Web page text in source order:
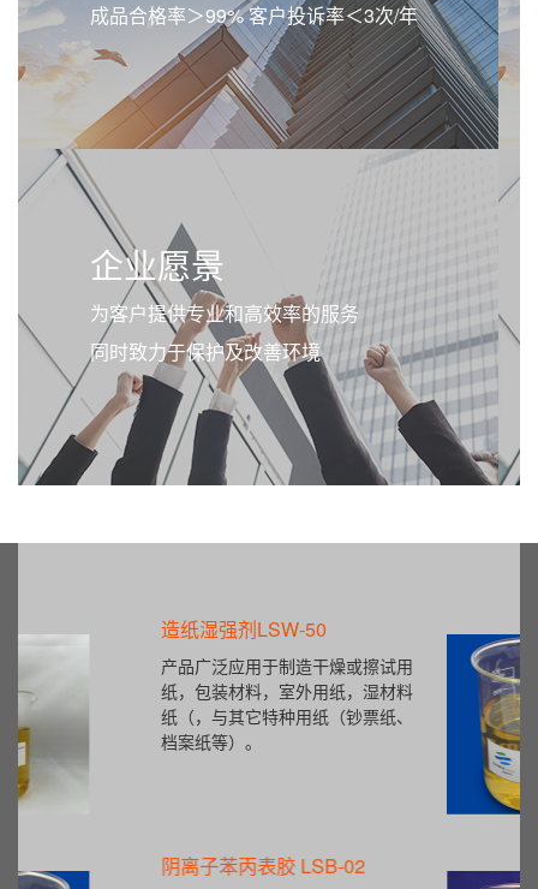
成品合格率＞99% 客户投诉率＜3次/年
企业愿景
为客户提供专业和高效率的服务
同时致力于保护及改善环境
造纸湿强剂LSW-50
产品广泛应用于制造干燥或擦试用
纸，包装材料，室外用纸，湿材料
纸（，与其它特种用纸（钞票纸、
阴离子苯丙表胶 LSB-02